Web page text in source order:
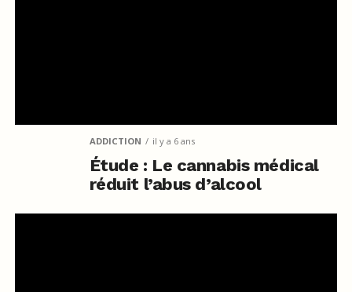
ADDICTION il y a 6 ans
Étude : Le cannabis médical
réduit l’abus d’alcool